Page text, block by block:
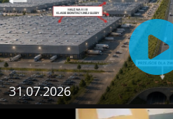
31.07.2026